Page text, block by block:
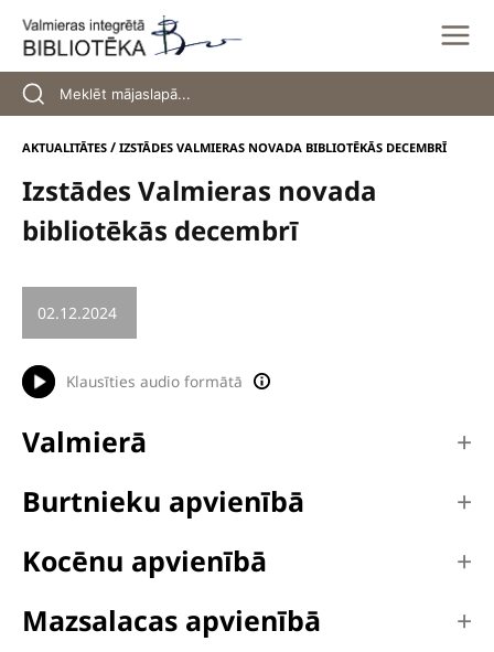
content
AKTUALITĀTES / IZSTĀDES VALMIERAS NOVADA BIBLIOTĒKĀS DECEMBRĪ
Izstādes Valmieras novada
bibliotēkās decembrī
02.12.2024
Klausīties audio formātā
Valmierā
Burtnieku apvienībā
Kocēnu apvienībā
Mazsalacas apvienībā